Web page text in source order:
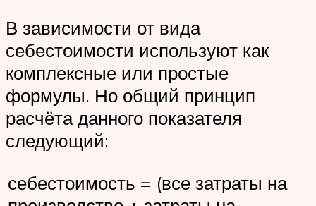
В зависимости от вида
себестоимости используют как
комплексные или простые
формулы. Но общий принцип
расчёта данного показателя
следующий:
себестоимость = (все затраты на